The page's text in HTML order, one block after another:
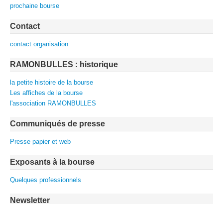
prochaine bourse
Contact
contact organisation
RAMONBULLES : historique
la petite histoire de la bourse
Les affiches de la bourse
l'association RAMONBULLES
Communiqués de presse
Presse papier et web
Exposants à la bourse
Quelques professionnels
Newsletter